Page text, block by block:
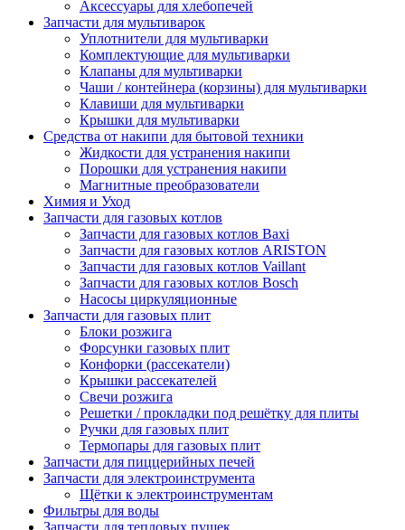
Аксессуары для хлебопечей
Запчасти для мультиварок
Уплотнители для мультиварки
Комплектующие для мультиварки
Клапаны для мультиварки
Чаши / контейнера (корзины) для мультиварки
Клавиши для мультиварки
Крышки для мультиварки
Средства от накипи для бытовой техники
Жидкости для устранения накипи
Порошки для устранения накипи
Магнитные преобразователи
Химия и Уход
Запчасти для газовых котлов
Запчасти для газовых котлов Baxi
Запчасти для газовых котлов ARISTON
Запчасти для газовых котлов Vaillant
Запчасти для газовых котлов Bosch
Насосы циркуляционные
Запчасти для газовых плит
Блоки розжига
Форсунки газовых плит
Конфорки (рассекатели)
Крышки рассекателей
Свечи розжига
Решетки / прокладки под решётку для плиты
Ручки для газовых плит
Термопары для газовых плит
Запчасти для пиццерийных печей
Запчасти для электроинструмента
Щётки к электроинструментам
Фильтры для воды